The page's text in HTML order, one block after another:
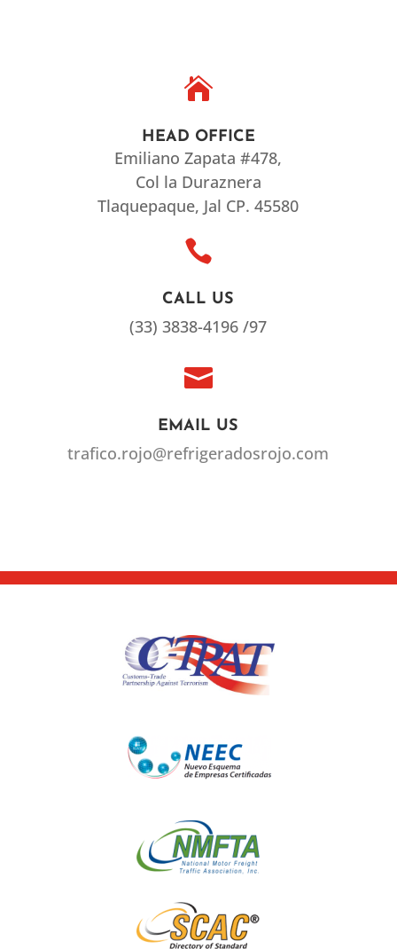

HEAD OFFICE
Emiliano Zapata #478,
Col la Duraznera
Tlaquepaque, Jal CP. 45580

CALL US
(33) 3838-4196 /97

EMAIL US
trafico.rojo@refrigeradosrojo.com